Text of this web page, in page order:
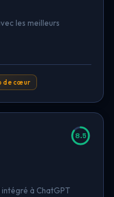
les meilleurs
de cœur
8.5
à ChatGPT